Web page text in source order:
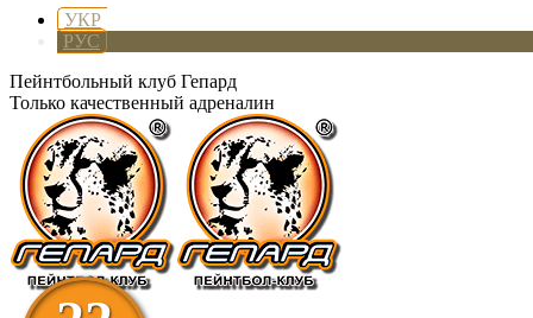
УКР
РУС
Пейнтбольный клуб Гепард
Только качественный адреналин